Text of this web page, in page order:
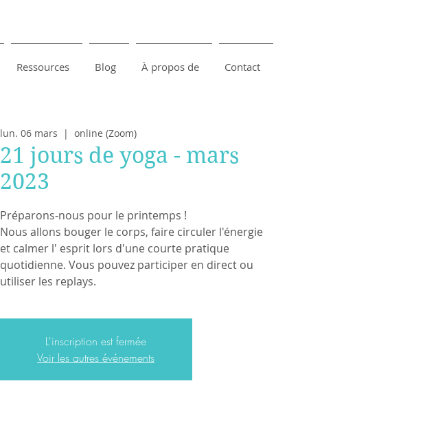
Ressources Blog À propos de Contact
lun. 06 mars
  |
online (Zoom)
21 jours de yoga - mars
2023
Préparons-nous pour le printemps !
Nous allons bouger le corps, faire circuler l'énergie
et calmer l' esprit lors d'une courte pratique
quotidienne. Vous pouvez participer en direct ou
utiliser les replays.
L'inscription est fermée
Voir les autres événements